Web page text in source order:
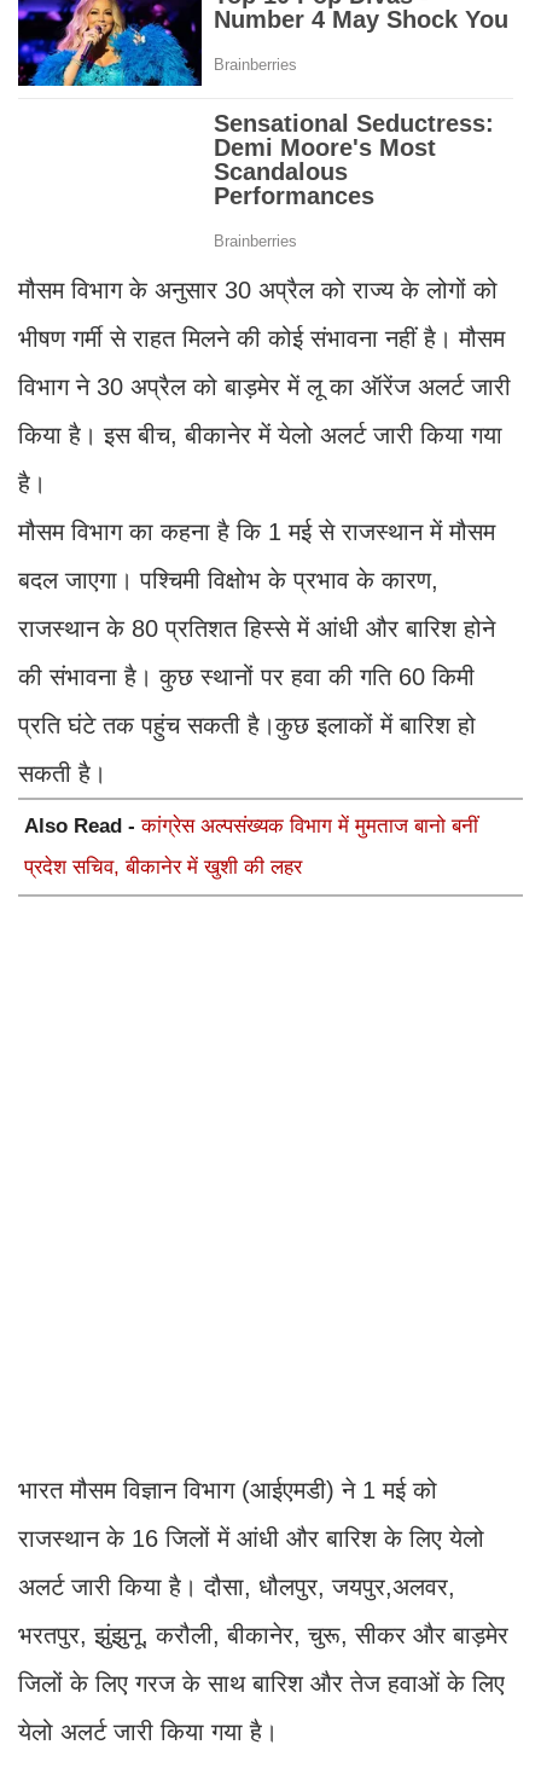
मौसम विभाग के अनुसार 30 अप्रैल को राज्य के लोगों को
भीषण गर्मी से राहत मिलने की कोई संभावना नहीं है। मौसम
विभाग ने 30 अप्रैल को बाड़मेर में लू का ऑरेंज अलर्ट जारी
किया है। इस बीच, बीकानेर में येलो अलर्ट जारी किया गया
है।
मौसम विभाग का कहना है कि 1 मई से राजस्थान में मौसम
बदल जाएगा। पश्चिमी विक्षोभ के प्रभाव के कारण,
राजस्थान के 80 प्रतिशत हिस्से में आंधी और बारिश होने
की संभावना है। कुछ स्थानों पर हवा की गति 60 किमी
प्रति घंटे तक पहुंच सकती है।कुछ इलाकों में बारिश हो
सकती है।
Also Read -कांग्रेस अल्पसंख्यक विभाग में मुमताज बानो बनीं
प्रदेश सचिव, बीकानेर में खुशी की लहर
भारत मौसम विज्ञान विभाग (आईएमडी) ने 1 मई को
राजस्थान के 16 जिलों में आंधी और बारिश के लिए येलो
अलर्ट जारी किया है। दौसा, धौलपुर, जयपुर,अलवर,
भरतपुर, झुंझुनू, करौली, बीकानेर, चुरू, सीकर और बाड़मेर
जिलों के लिए गरज के साथ बारिश और तेज हवाओं के लिए
येलो अलर्ट जारी किया गया है।